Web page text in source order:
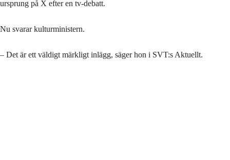
ursprung på X efter en tv-debatt.
Nu svarar kulturministern.
– Det är ett väldigt märkligt inlägg, säger hon i SVT:s Aktuellt.